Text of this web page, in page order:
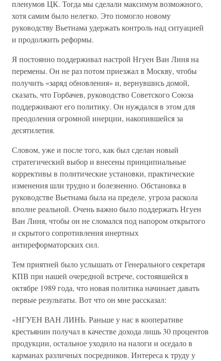
пленумов ЦК. Тогда мы сделали максимум возможного,
хотя самим было нелегко. Это помогло новому
руководству Вьетнама удержать контроль над ситуацией
и продолжить реформы.
Я постоянно поддерживал настрой Нгуен Ван Линя на
перемены. Он не раз потом приезжал в Москву, чтобы
получить «заряд обновления» и, вернувшись домой,
сказать, что Горбачев, руководство Советского Союза
поддерживают его политику. Он нуждался в этом для
преодоления огромной инерции, накопившейся за
десятилетия.
Словом, уже и после того, как был сделан новый
стратегический выбор и внесены принципиальные
коррективы в политические установки, практические
изменения шли трудно и болезненно. Обстановка в
руководстве Вьетнама была на пределе, угроза раскола
вполне реальной. Очень важно было поддержать Нгуен
Ван Линя, чтобы он не сломался под напором открытого
и скрытого сопротивления инертных
антиреформаторских сил.
Тем приятней было услышать от Генерального секретаря
КПВ при нашей очередной встрече, состоявшейся в
октябре 1989 года, что новая политика начинает давать
первые результаты. Вот что он мне рассказал:
«НГУЕН ВАН ЛИНЬ. Раньше у нас в кооперативе
крестьянин получал в качестве дохода лишь 30 процентов
продукции, остальное уходило на налоги и оседало в
карманах различных посредников. Интереса к труду у